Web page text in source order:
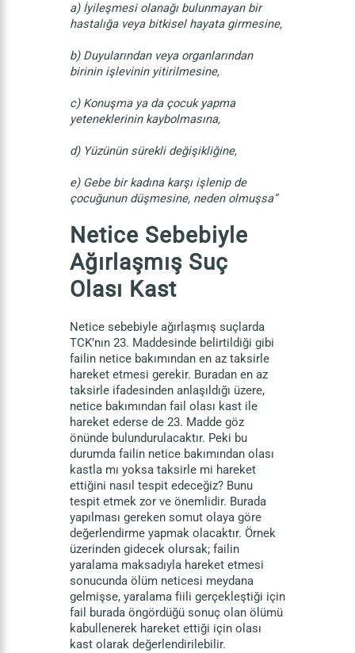
a) İyileşmesi olanağı bulunmayan bir
hastalığa veya bitkisel hayata girmesine,
b) Duyularından veya organlarından
birinin işlevinin yitirilmesine,
c) Konuşma ya da çocuk yapma
yeteneklerinin kaybolmasına,
d) Yüzünün sürekli değişikliğine,
e) Gebe bir kadına karşı işlenip de
çocuğunun düşmesine, neden olmuşsa”
Netice Sebebiyle
Ağırlaşmış Suç
Olası Kast
Netice sebebiyle ağırlaşmış suçlarda
TCK’nın 23. Maddesinde belirtildiği gibi
failin netice bakımından en az taksirle
hareket etmesi gerekir. Buradan en az
taksirle ifadesinden anlaşıldığı üzere,
netice bakımından fail olası kast ile
hareket ederse de 23. Madde göz
önünde bulundurulacaktır. Peki bu
durumda failin netice bakımından olası
kastla mı yoksa taksirle mi hareket
ettiğini nasıl tespit edeceğiz? Bunu
tespit etmek zor ve önemlidir. Burada
yapılması gereken somut olaya göre
değerlendirme yapmak olacaktır. Örnek
üzerinden gidecek olursak; failin
yaralama maksadıyla hareket etmesi
sonucunda ölüm neticesi meydana
gelmişse, yaralama fiili gerçekleştiği için
fail burada öngördüğü sonuç olan ölümü
kabullenerek hareket ettiği için olası
kast olarak değerlendirilebilir.